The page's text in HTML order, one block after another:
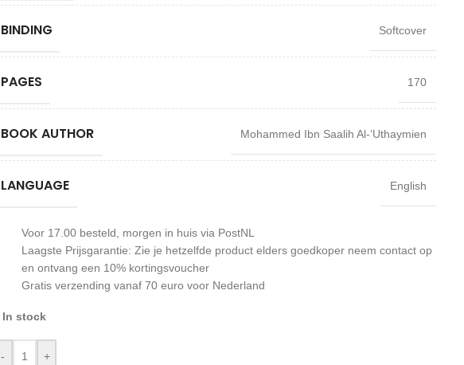
BINDING Softcover
PAGES 170
BOOK AUTHOR Mohammed Ibn Saalih Al-‘Uthaymien
LANGUAGE English
Voor 17.00 besteld, morgen in huis via PostNL
Laagste Prijsgarantie: Zie je hetzelfde product elders goedkoper neem contact op
en ontvang een 10% kortingsvoucher
Gratis verzending vanaf 70 euro voor Nederland
In stock
- +